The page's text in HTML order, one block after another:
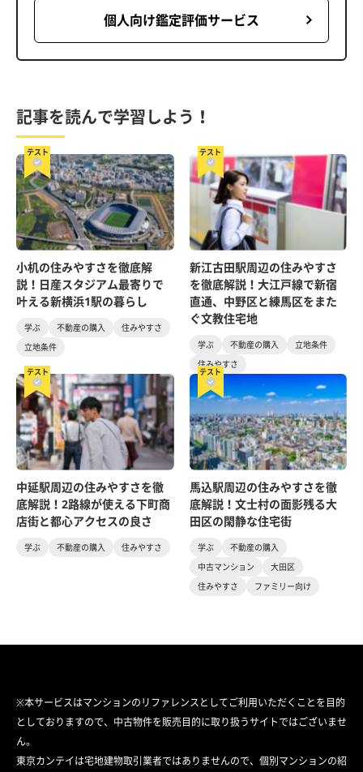
個人向け鑑定評価サービス
記事を読んで学習しよう！
テスト
小机の住みやすさを徹底解
説！日産スタジアム最寄りで
叶える新横浜1駅の暮らし
学ぶ 不動産の購入
住みやすさ
立地条件
テスト
新江古田駅周辺の住みやすさ
を徹底解説！大江戸線で新宿
直通、中野区と練馬区をまた
ぐ文教住宅地
学ぶ 不動産の購入
立地条件
住みやすさ
テスト
中延駅周辺の住みやすさを徹
底解説！2路線が使える下町商
店街と都心アクセスの良さ
学ぶ 不動産の購入 住みやすさ
テスト
馬込駅周辺の住みやすさを徹
底解説！文士村の面影残る大
田区の閑静な住宅街
学ぶ
不動産の購入
中古マンション
大田区
住みやすさ
ファミリー向け
※本サービスはマンションのリファレンスとしてご利用いただくことを目的
としておりますので、中古物件を販売目的に取り扱うサイトではございませ
ん。
東京カンテイは宅地建物取引業者ではありませんので、個別マンションの紹